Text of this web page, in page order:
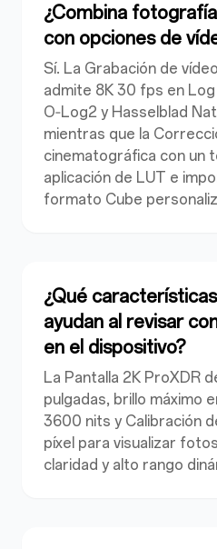
¿Combina
con opciones de
Sí. La Grabación de
admite 8K 30 fps en
O‑Log2 y Hasselblad
mientras que la
cinematográfica con un
aplicación de LUT e
formato Cube
¿Qué
ayudan al revisar
en el dispositivo?
La Pantalla 2K ProXDR
pulgadas, brillo máximo
3600 nits y Calibración
píxel para visualizar
claridad y alto rango